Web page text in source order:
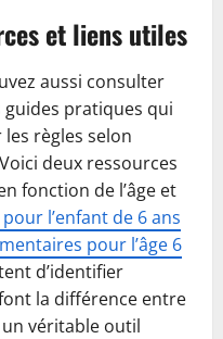
et liens utiles
aussi consulter
guides pratiques qui
règles selon
deux ressources
fonction de l’âge et
l’enfant de 6 ans
pour l’âge 6
d’identifier
la différence entre
véritable outil